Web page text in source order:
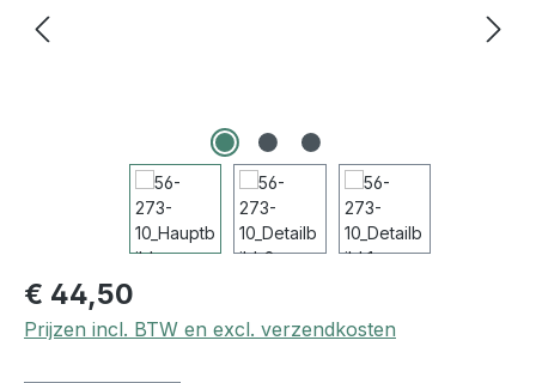
€ 44,50
Prijzen incl. BTW en excl. verzendkosten